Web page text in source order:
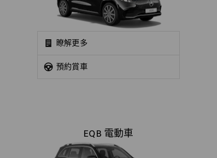
瞭解更多
預約賞車
EQB 電動車